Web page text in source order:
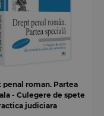
penal roman. Partea
- Culegere de spete
judiciara